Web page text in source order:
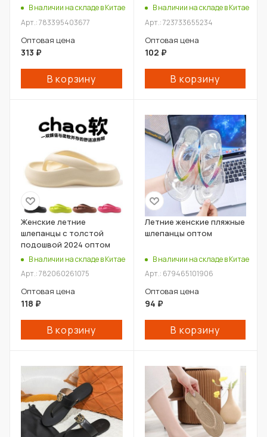
оптом
В наличии на складе в Китае
Арт.: 783395403677
Оптовая цена
313 ₽
В корзину
В наличии на складе в Китае
Арт.: 723733655234
Оптовая цена
102 ₽
В корзину
Женские летние
шлепанцы с толстой
подошвой 2024 оптом
В наличии на складе в Китае
Арт.: 782060261075
Оптовая цена
118 ₽
В корзину
Летние женские пляжные
шлепанцы оптом
В наличии на складе в Китае
Арт.: 679465101906
Оптовая цена
94 ₽
В корзину